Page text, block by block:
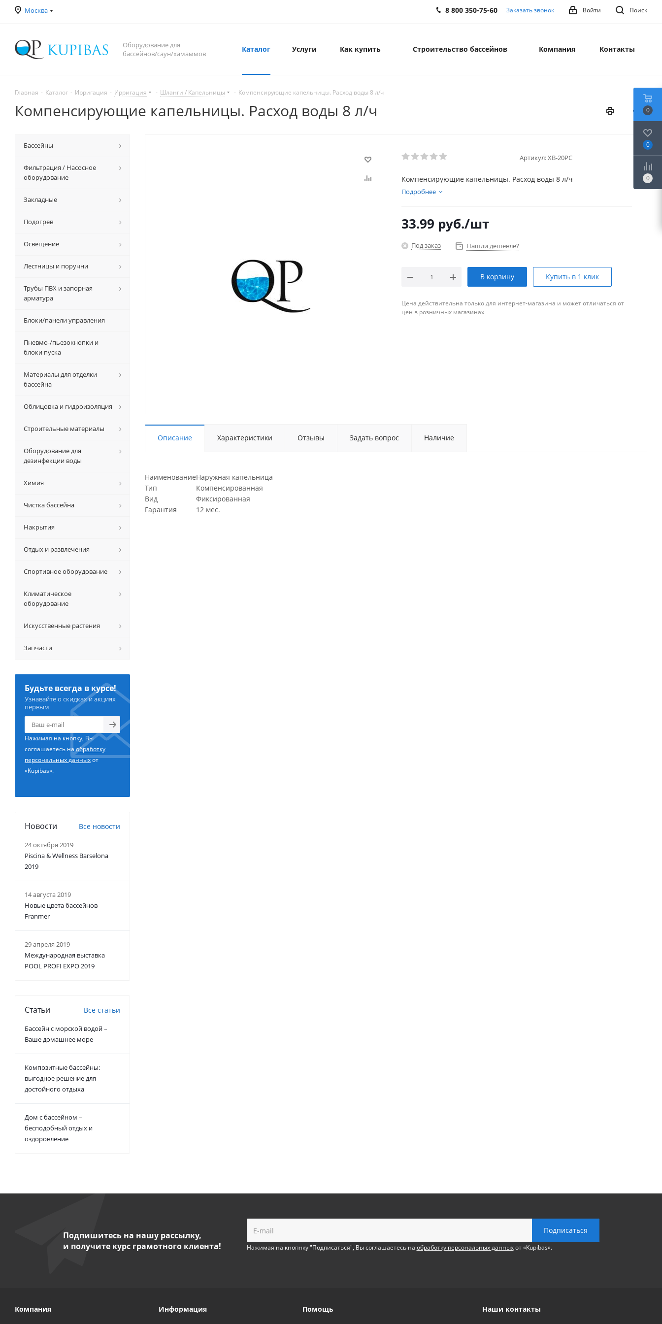
Москва Поиск
Войти
8 800 350-75-60 Заказать звонок
Оборудование для
бассейнов/саун/хамаммов
Каталог Услуги Как купить Строительство бассейнов Компания Контакты
Главная - Каталог - Ирригация - Ирригация - Шланги / Капельницы - Компенсирующие капельницы. Расход воды 8 л/ч
Компенсирующие капельницы. Расход воды 8 л/ч
Артикул:XB-20PC
Компенсирующие капельницы. Расход воды 8 л/ч
Подробнее
33.99 руб./шт
Под заказ Нашли дешевле?
В корзину Купить в 1 клик
Цена действительна только для интернет-магазина и может отличаться от
цен в розничных магазинах
Описание Характеристики Отзывы Задать вопрос Наличие
НаименованиеНаружная капельница
Тип
Компенсированная
Вид
Фиксированная
Гарантия
12 мес.
Бассейны
Фильтрация / Насосное
оборудование
Закладные
Подогрев
Освещение
Лестницы и поручни
Трубы ПВХ и запорная
арматура
Блоки/панели управления
Пневмо-/пьезокнопки и
блоки пуска
Материалы для отделки
бассейна
Облицовка и гидроизоляция
Строительные материалы
Оборудование для
дезинфекции воды
Химия
Чистка бассейна
Накрытия
Отдых и развлечения
Спортивное оборудование
Климатическое
оборудование
Искусственные растения
Запчасти
Будьте всегда в курсе!
Узнавайте о скидках и акциях
первым
Нажимая на кнопку, Вы
соглашаетесь наобработку
персональных данныхот
«Kupibas».
Новости Все новости
24 октября 2019
Piscina & Wellness Barselona
2019
14 августа 2019
Новые цвета бассейнов
Franmer
29 апреля 2019
Международная выставка
POOL PROFI EXPO 2019
Статьи Все статьи
Бассейн с морской водой –
Ваше домашнее море
Композитные бассейны:
выгодное решение для
достойного отдыха
Дом с бассейном –
бесподобный отдых и
оздоровление
Подпишитесь на нашу рассылку,
и получите курс грамотного клиента!
Нажимая на кнопнку "Подписаться", Вы соглашаетесь на обработку персональных данныхот «Kupibas».
Компания Информация Помощь Наши контакты
0
0
0